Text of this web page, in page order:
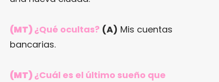
(MT) ¿Qué ocultas? (A) Mis cuentas
bancarias.
(MT) ¿Cuál es el último sueño que